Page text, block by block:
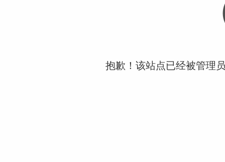
抱歉！该站点已经被管理